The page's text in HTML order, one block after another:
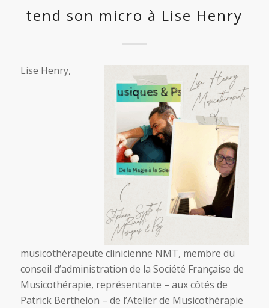
tend son micro à Lise Henry
Lise Henry,
musicothérapeute clinicienne NMT, membre du
conseil d’administration de la Société Française de
Musicothérapie, représentante – aux côtés de
Patrick Berthelon – de l’Atelier de Musicothérapie